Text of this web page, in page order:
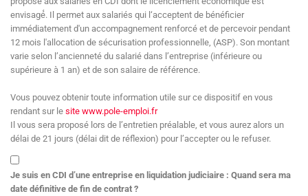
envisagé́. Il permet aux salariés qui l‘acceptent de bénéficier
immédiatement d'un accompagnement renforcé et de percevoir pendant
12 mois l'allocation de sécurisation professionnelle, (ASP). Son montant
varie selon l’ancienneté du salarié dans l’entreprise (inférieure ou
supérieure à 1 an) et de son salaire de référence.
Vous pouvez obtenir toute information utile sur ce dispositif en vous
rendant sur le site www.pole-emploi.fr
Il vous sera proposé lors de l’entretien préalable, et vous aurez alors un
délai de 21 jours (délai dit de réflexion) pour l’accepter ou le refuser.
Je suis en CDI d’une entreprise en liquidation judiciaire : Quand sera ma
date définitive de fin de contrat ?